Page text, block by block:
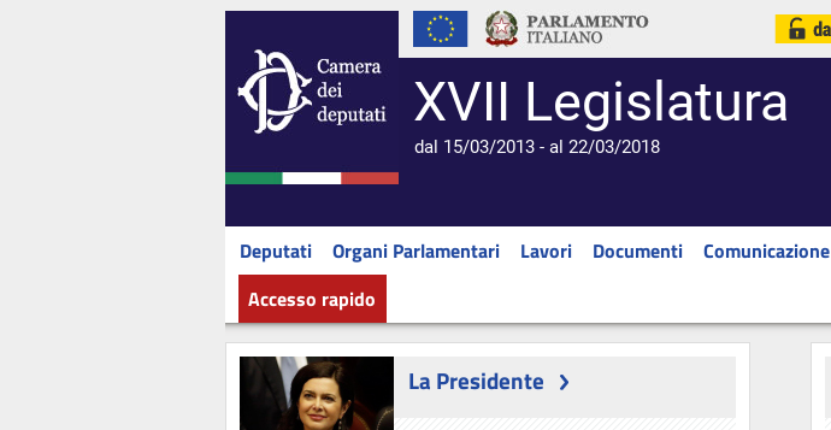
XVII Legislatura
dal 15/03/2013 - al 22/03/2018
Deputati Organi Parlamentari Lavori Documenti Comunicazione
Accesso rapido
La Presidente